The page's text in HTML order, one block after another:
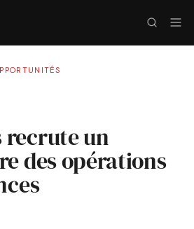
recrute un
des opérations